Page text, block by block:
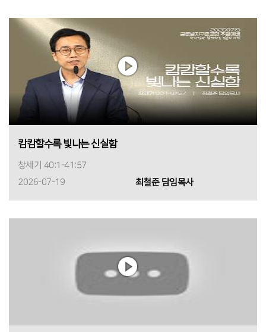
캄캄할수록 빛나는 신실함
창세기 40:1-41:57
2026-07-19
최철준 담임목사